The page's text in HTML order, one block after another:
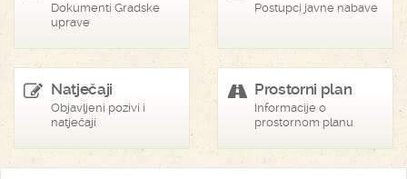
Dokumenti Gradske
uprave
Postupci javne nabave
Natječaji
Objavljeni pozivi i
natječaji
Prostorni plan
Informacije o
prostornom planu